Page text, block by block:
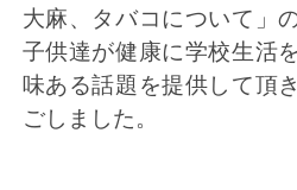
大麻、タバコについて」
子供達が健康に学校生活
味ある話題を提供して頂
ごしました。